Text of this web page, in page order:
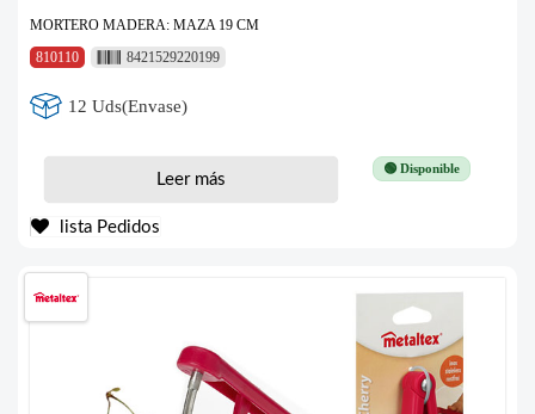
MORTERO MADERA: MAZA 19 CM
810110
8421529220199
12 Uds(Envase)
🟢 Disponible
Leer más
lista Pedidos